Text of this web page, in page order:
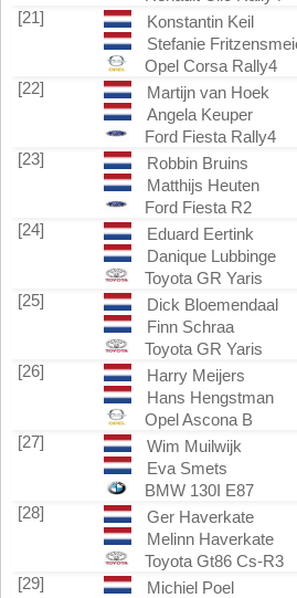
[21]
Konstantin Keil
Stefanie
Opel Corsa Rally4
[22]
Martijn van Hoek
Angela Keuper
Ford Fiesta Rally4
[23]
Robbin Bruins
Matthijs Heuten
Ford Fiesta R2
[24]
Eduard Eertink
Danique Lubbinge
Toyota GR Yaris
[25]
Dick Bloemendaal
Finn Schraa
Toyota GR Yaris
[26]
Harry Meijers
Hans Hengstman
Opel Ascona B
[27]
Wim Muilwijk
Eva Smets
BMW 130I E87
[28]
Ger Haverkate
Melinn Haverkate
Toyota Gt86 Cs-R3
[29]
Michiel Poel